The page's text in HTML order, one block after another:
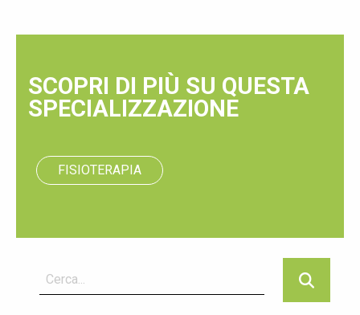
SCOPRI DI PIÙ SU QUESTA
SPECIALIZZAZIONE
FISIOTERAPIA